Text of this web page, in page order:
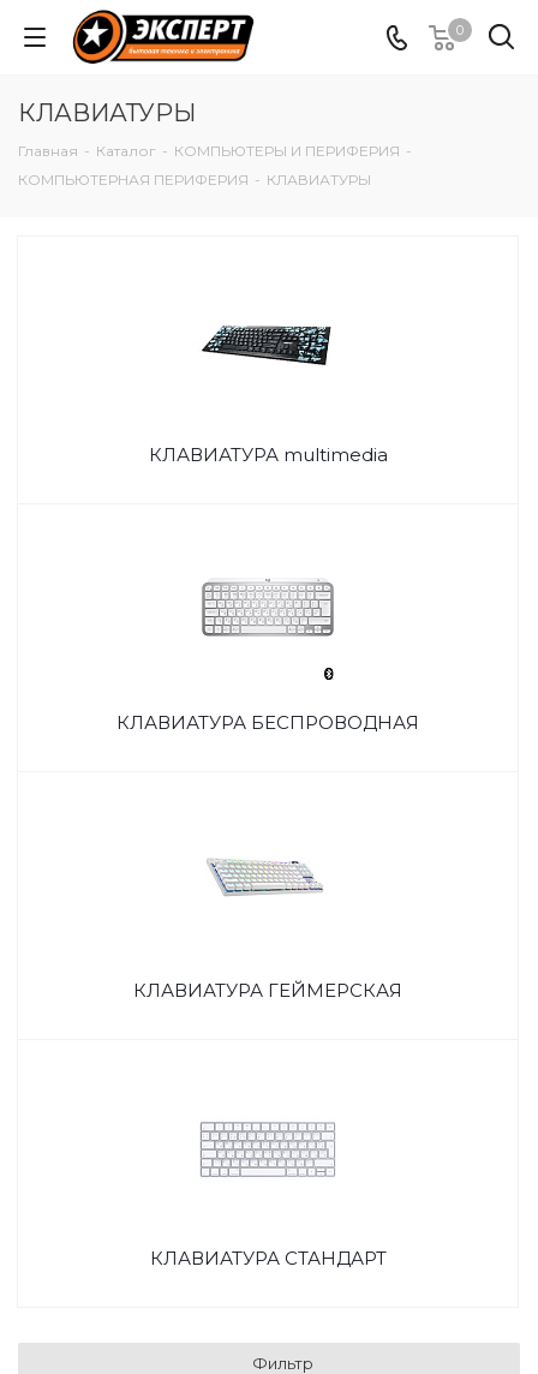
0
КЛАВИАТУРЫ
Главная - Каталог - КОМПЬЮТЕРЫ И ПЕРИФЕРИЯ -
КОМПЬЮТЕРНАЯ ПЕРИФЕРИЯ - КЛАВИАТУРЫ
КЛАВИАТУРА multimedia
КЛАВИАТУРА БЕСПРОВОДНАЯ
КЛАВИАТУРА ГЕЙМЕРСКАЯ
КЛАВИАТУРА СТАНДАРТ
Фильтр